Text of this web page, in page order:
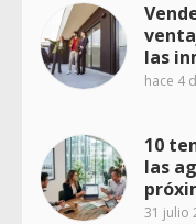
las
hace 4
10
las
31 julio